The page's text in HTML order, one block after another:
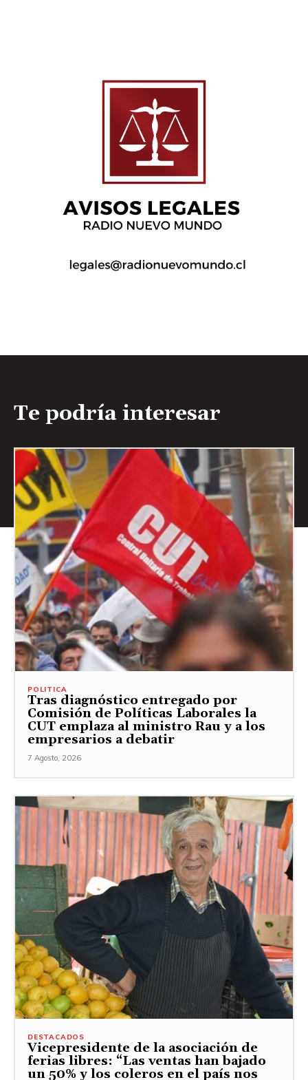
Te podría interesar
POLITICA
Tras diagnóstico entregado por
Comisión de Políticas Laborales la
CUT emplaza al ministro Rau y a los
empresarios a debatir
7 Agosto, 2026
DESTACADOS
Vicepresidente de la asociación de
ferias libres: “Las ventas han bajado
un 50% y los coleros en el país nos